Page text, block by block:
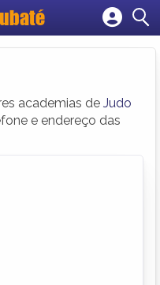
empresa
academias de Judo
e endereço das